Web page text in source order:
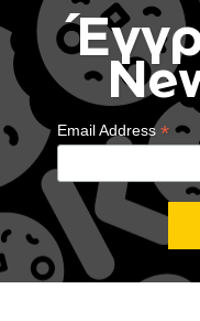
Email Address*